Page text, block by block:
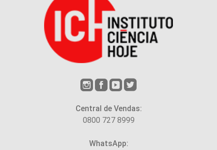
Central de Vendas:
0800 727 8999
WhatsApp: